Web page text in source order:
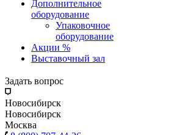
Дополнительное
оборудование
Упаковочное
оборудование
Акции %
Выставочный зал
Задать вопрос
Новосибирск
Новосибирск
Москва